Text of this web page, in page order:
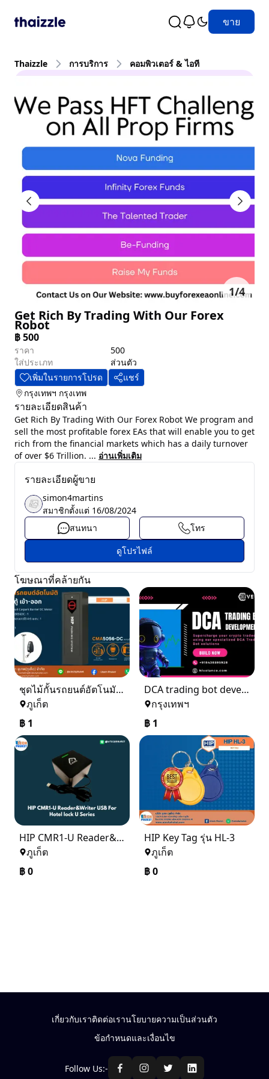
ขาย
Thaizzle การบริการ คอมพิวเตอร์ & ไอที
1/4
Get Rich By Trading With Our Forex
Robot
฿500
ราคา
500
ใส่ประเภท
ส่วนตัว
เพิ่มในรายการโปรด
แชร์
กรุงเทพฯ กรุงเทพ
รายละเอียดสินค้า
Get Rich By Trading With Our Forex Robot We program and
sell the most profitable forex EAs that will enable you to get
rich from the financial markets which has a daily turnover
of over $6 Trillion. ... อ่านเพิ่มเติม
รายละเอียดผู้ขาย
simon4martins
สมาชิกตั้งแต่ 16/08/2024
สนทนา
โทร
ดูโปรไฟล์
โฆษณาที่คล้ายกัน
ชุดไม้กั้นรถยนต์อัตโนมัติ 1 ตู้ เข้า - ออก
ภูเก็ต
฿ 1
DCA trading bot development
กรุงเทพฯ
฿ 1
HIP CMR1-U Reader&Writer USB For Hotel lock U Series
ภูเก็ต
฿0
HIP Key Tag รุ่น HL-3
ภูเก็ต
฿0
เกี่ยวกับเราติดต่อเรานโยบายความเป็นส่วนตัว
ข้อกำหนดและเงื่อนไข
Follow Us:-